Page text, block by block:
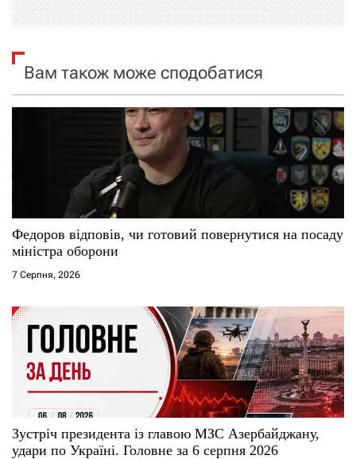
і
а
и
с
і
в
Вам також може сподобатися
Федоров відповів, чи готовий повернутися на посаду
міністра оборони
7 Серпня, 2026
Зустріч президента із главою МЗС Азербайджану,
удари по Україні. Головне за 6 серпня 2026